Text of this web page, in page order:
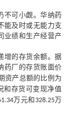
不可小觑。华纳药
能及时或无能力支
业绩和生产经营产
增的存货余额。据
药厂的存货账面价
资产总额的比例为
和存货可变现净值
万元和 328.25万